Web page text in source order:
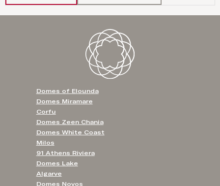
Domes of Elounda
Domes Miramare
Corfu
Domes Zeen Chania
Domes White Coast
Milos
91 Athens Riviera
Domes Lake
Algarve
Domes Novos